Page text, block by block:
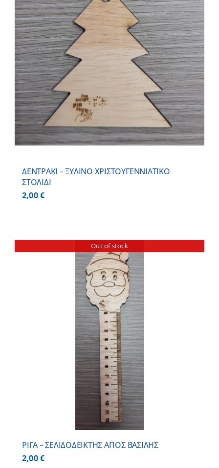
ΔΕΝΤΡΑΚΙ – ΞΥΛΙΝO ΧΡΙΣΤΟΥΓΕΝΝΙΑΤΙΚO
ΣΤΟΛΙΔΙ
2,00€
Out of stock
ΡΙΓΑ – ΣΕΛΙΔΟΔΕΙΚΤΗΣ ΑΓΙΟΣ ΒΑΣΙΛΗΣ
2,00€